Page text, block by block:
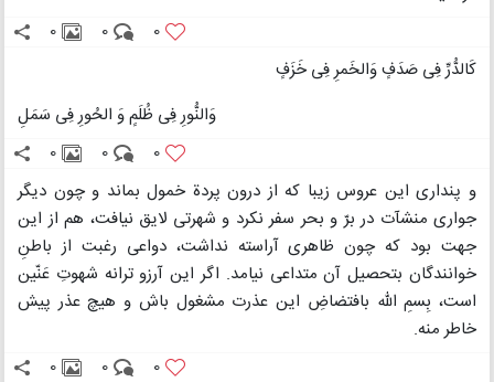
0
0
0
کَالدُّرِّ فِی صَدَفٍ وَالخَمرِ فِی خَزَفٍ
وَالنُّورِ فِی ظُلَمٍ وَ الحُورِ فِی سَمَلِ
0
0
0
و پنداری این عروس زیبا که از درون پردة خمول بماند و چون دیگر
جواری منشآت در برّ و بحر سفر نکرد و شهرتی لایق نیافت، هم از این
جهت بود که چون ظاهری آراسته نداشت، دواعی رغبت از باطنِ
خوانندگان بتحصیل آن متداعی نیامد. اگر این آرزو ترانه شهوتِ عَنّین
است، بِسمِ الله بافتضاضِ این عذرت مشغول باش و هیچ عذر پیش
خاطر منه.
0
0
0